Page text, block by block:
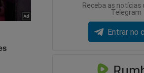
e osso.
Receba as notícias
Telegram
Entrar no